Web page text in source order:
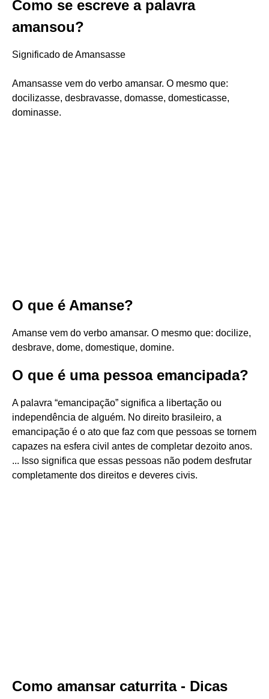
Como se escreve a palavra
amansou?
Significado de Amansasse
Amansasse vem do verbo amansar. O mesmo que:
docilizasse, desbravasse, domasse, domesticasse,
dominasse.
O que é Amanse?
Amanse vem do verbo amansar. O mesmo que: docilize,
desbrave, dome, domestique, domine.
O que é uma pessoa emancipada?
A palavra “emancipação” significa a libertação ou
independência de alguém. No direito brasileiro, a
emancipação é o ato que faz com que pessoas se tornem
capazes na esfera civil antes de completar dezoito anos.
... Isso significa que essas pessoas não podem desfrutar
completamente dos direitos e deveres civis.
Como amansar caturrita - Dicas